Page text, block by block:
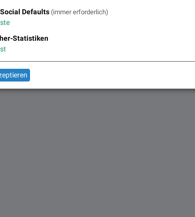
Defaults (immer erforderlich)
Statistiken